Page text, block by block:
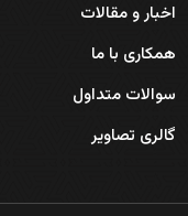
اخبار و مقالات
همکاری با ما
سوالات متداول
گالری تصاویر